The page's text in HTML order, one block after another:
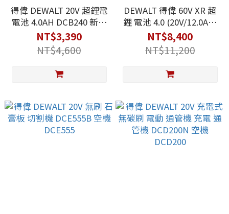
得偉 DEWALT 20V 超鋰電
電池 4.0AH DCB240 新款
薄型
NT$3,390
NT$4,600
DEWALT 得偉 60V XR 超
鋰 電池 4.0 (20V/12.0Ah)
B-DCB612
NT$8,400
NT$11,200